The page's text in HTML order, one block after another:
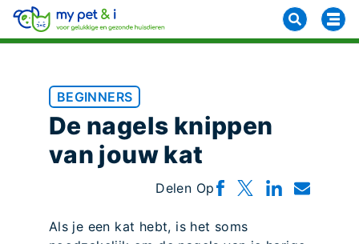
BEGINNERS
De nagels knippen
van jouw kat
Delen Op
Als je een kat hebt, is het soms